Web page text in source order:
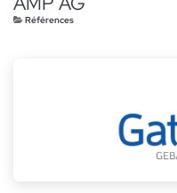
Références